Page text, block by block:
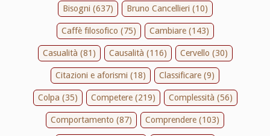
Bisogni (637) Bruno Cancellieri (10)
Caffè filosofico (75) Cambiare (143)
Casualità (81) Causalità (116) Cervello (30)
Citazioni e aforismi (18) Classificare (9)
Colpa (35) Competere (219) Complessità (56)
Comportamento (87) Comprendere (103)